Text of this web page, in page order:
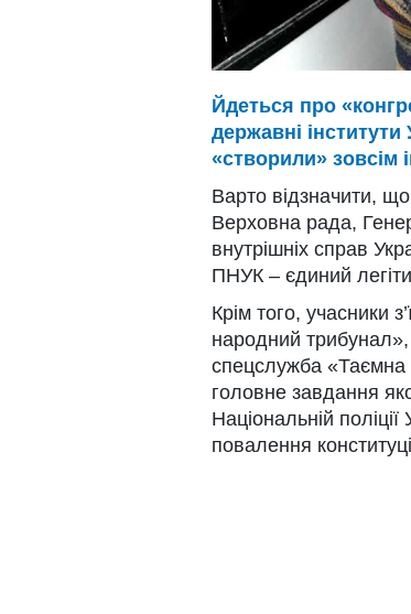
Йдеться про
державні інститути
«створили» зовсім
Варто відзначити,
Верховна рада,
внутрішніх справ
ПНУК – єдиний
Крім того, учасники
народний
спецслужба «Таємна
головне завдання
Національній
повалення